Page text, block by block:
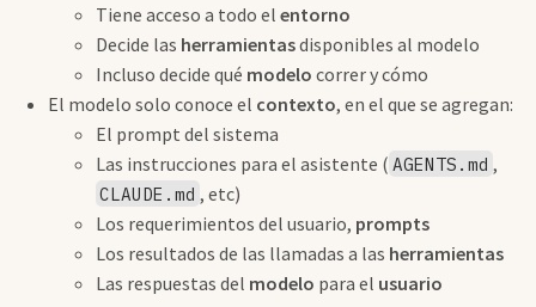
Tiene acceso a todo el entorno
Decide las herramientasdisponibles al modelo
Incluso decide qué modelo correr y cómo
El modelo solo conoce el contexto, en el que se agregan:
El prompt del sistema
Las instrucciones para el asistente ( AGENTS.md ,
CLAUDE.md , etc)
Los requerimientos del usuario, prompts
Los resultados de las llamadas a las herramientas
Las respuestas del modelo para el usuario